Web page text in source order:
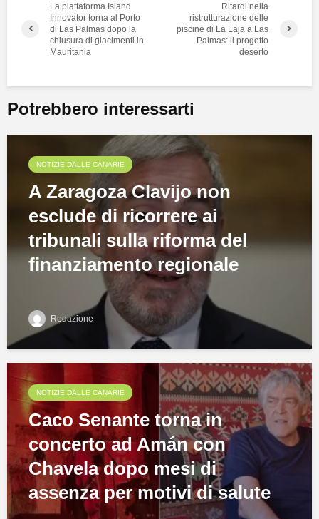
La piattaforma Island
Innovator torna al Porto
di Las Palmas dopo la
chiusura di giacimenti in
Mauritania
Ritardi nella
ristrutturazione delle
piscine di La Laja a Las
Palmas: il progetto
deserto
Potrebbero interessarti
NOTIZIE DALLE CANARIE
A Zaragoza Clavijo non
esclude di ricorrere ai
tribunali sulla riforma del
finanziamento regionale
Redazione
NOTIZIE DALLE CANARIE
Caco Senante torna in
concerto ad Amán con
Chavela dopo mesi di
assenza per motivi di salute